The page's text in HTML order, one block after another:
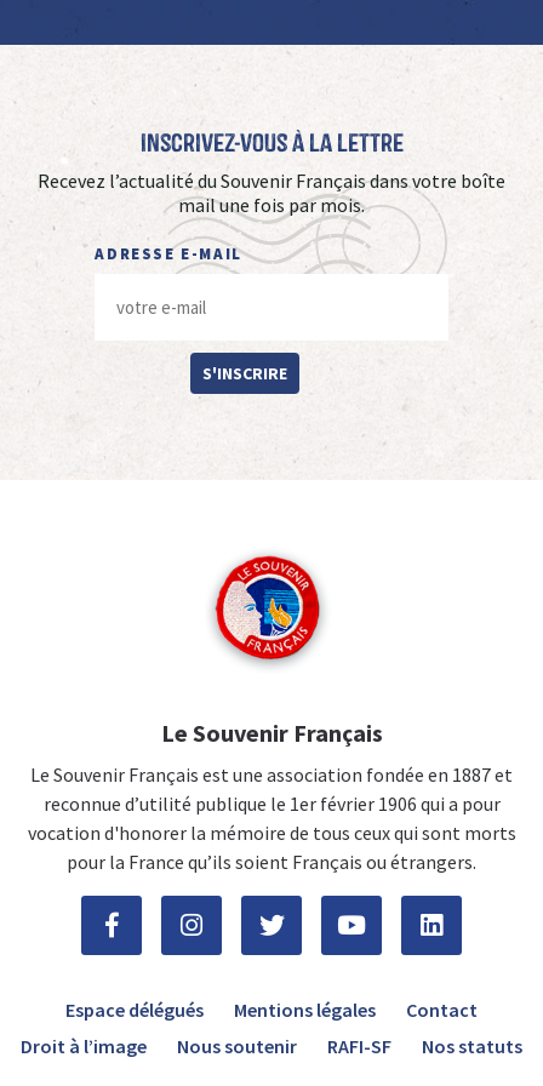
Inscrivez-vous à La Lettre
Recevez l’actualité du Souvenir Français dans votre boîte
mail une fois par mois.
ADRESSE E-MAIL
S'INSCRIRE
Le Souvenir Français
Le Souvenir Français est une association fondée en 1887 et
reconnue d’utilité publique le 1er février 1906 qui a pour
vocation d'honorer la mémoire de tous ceux qui sont morts
pour la France qu’ils soient Français ou étrangers.
Espace délégués Mentions légales
Contact
Droit à l’image
Nous soutenir RAFI-SF Nos statuts